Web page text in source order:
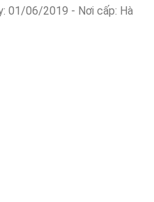
01/06/2019 - Nơi cấp: Hà